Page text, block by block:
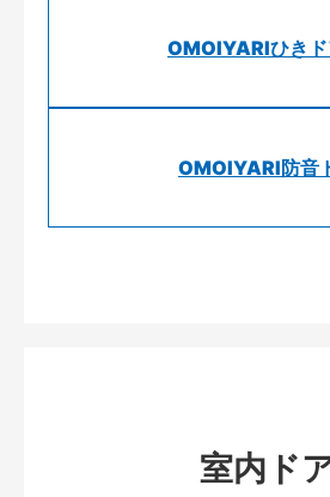
OMOIYARIひき
OMOIYARI防音
室内ド